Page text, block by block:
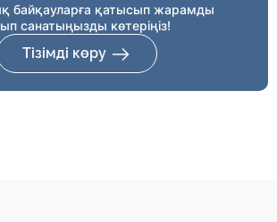
байқауларға қатысып жарамды
санатыңызды көтеріңіз!
Тізімді көру